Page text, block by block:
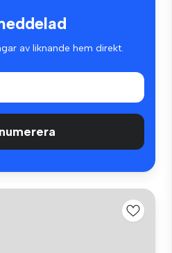
av liknande hem direkt.